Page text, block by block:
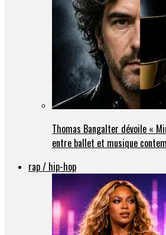
Thomas Bangalter dévoile «
entre ballet et musique
rap / hip-hop